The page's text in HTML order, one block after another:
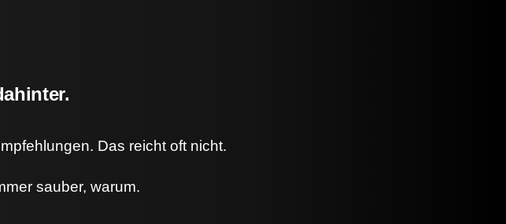
Das reicht oft nicht.
sauber, warum.